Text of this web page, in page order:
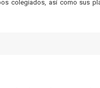
colegiados, así como sus